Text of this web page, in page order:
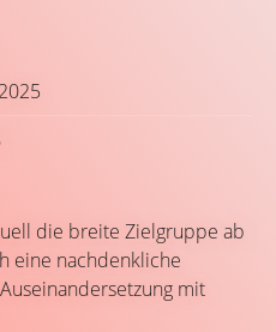
die breite Zielgruppe ab
eine nachdenkliche
mit